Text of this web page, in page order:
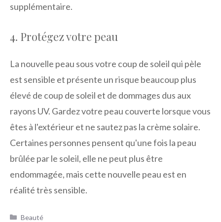
supplémentaire.
4. Protégez votre peau
La nouvelle peau sous votre coup de soleil qui pèle
est sensible et présente un risque beaucoup plus
élevé de coup de soleil et de dommages dus aux
rayons UV. Gardez votre peau couverte lorsque vous
êtes à l'extérieur et ne sautez pas la crème solaire.
Certaines personnes pensent qu'une fois la peau
brûlée par le soleil, elle ne peut plus être
endommagée, mais cette nouvelle peau est en
réalité très sensible.
Catégories
Beauté